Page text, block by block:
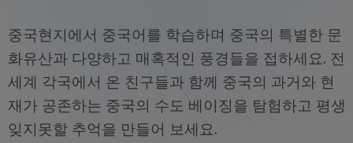
중국현지에서 중국어를 학습하며 중국의 특별한 문
화유산과 다양하고 매혹적인 풍경들을 접하세요. 전
세계 각국에서 온 친구들과 함께 중국의 과거와 현
재가 공존하는 중국의 수도 베이징을 탐험하고 평생
잊지못할 추억을 만들어 보세요.